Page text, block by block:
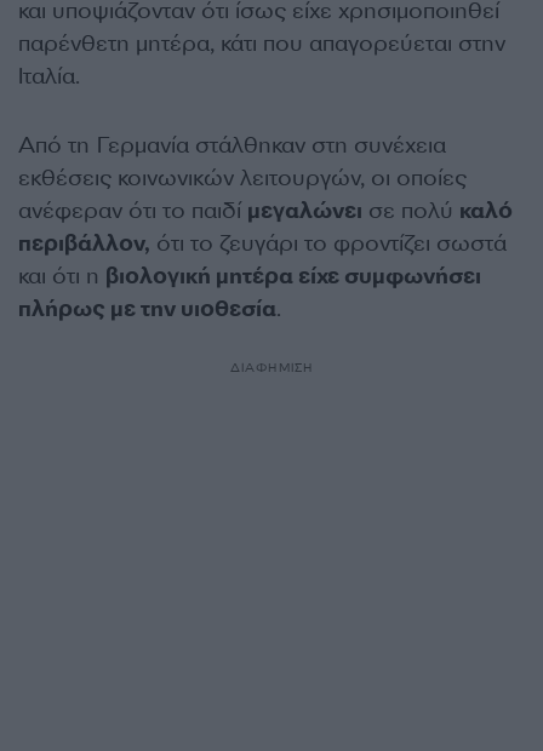
και υποψιάζονταν ότι ίσως είχε χρησιμοποιηθεί
παρένθετη μητέρα, κάτι που απαγορεύεται στην
Ιταλία.
Από τη Γερμανία στάλθηκαν στη συνέχεια
εκθέσεις κοινωνικών λειτουργών, οι οποίες
ανέφεραν ότι το παιδί μεγαλώνει σε πολύ καλό
περιβάλλον, ότι το ζευγάρι το φροντίζει σωστά
και ότι η βιολογική μητέρα είχε συμφωνήσει
πλήρως με την υιοθεσία.
ΔΙΑΦΗΜΙΣΗ